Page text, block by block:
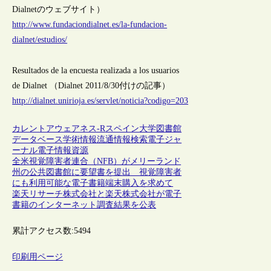
Dialnetのウェブサイト）
http://www.fundaciondialnet.es/la-fundacion-
dialnet/estudios/
Resultados de la encuesta realizada a los usuarios
de Dialnet （Dialnet 2011/8/30付けの記事）
http://dialnet.unirioja.es/servlet/noticia?codigo=203
カレントアウェアネス-R スペイン大学図書館
データベース学術情報流通情報検索電子ジャ
ーナル電子情報資源
全米視覚障害者連合（NFB）がメリーランド
州の公共図書館に要望書を提出 視覚障害者
にも利用可能な電子書籍端末購入を求めて
楽天リサーチ株式会社と楽天株式会社が電子
書籍のインターネット調査結果を公表
累計アクセス数:5494
印刷用ページ